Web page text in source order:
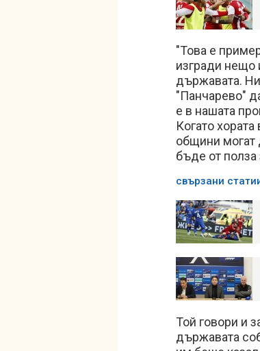
"Това е
изгради нещо
държавата.
"Панчарево"
е в нашата
Когато
общини могат
бъде от полза
свързани
Той говори и
държавата